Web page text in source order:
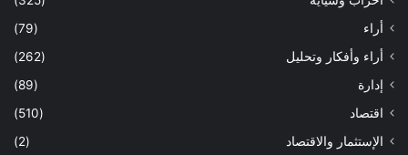
أراء
(79)
أراء وأفكار وتحليل
(262)
إدارة
(89)
اقتصاد
(510)
الإستثمار والاقتصاد
(2)